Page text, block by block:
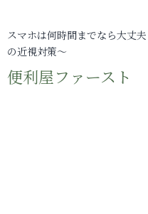
スマホは何時間までなら大丈
の近視対策～
便利屋ファースト